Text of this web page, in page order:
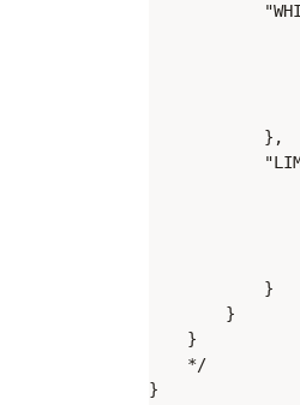
            },
            }
        }
    }
    */
}